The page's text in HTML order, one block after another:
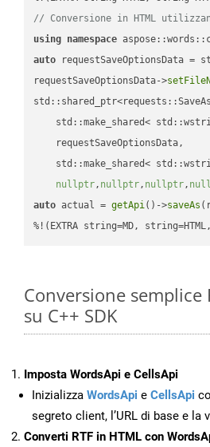
// Conversione in HTML
using namespace
auto requestSaveOptionsData =
requestSaveOptionsData->
std::make_shared<
    requestSaveOptionsData,
std::make_shared<
nullptr, nullptr, nullptr,
auto actual = getApi()->saveAs
%!(EXTRA string=MD,
Conversione semplice
su C++ SDK
Imposta WordsApi e CellsApi
Inizializza WordsApi e CellsApi
segreto client, l’URL di base e la
Converti RTF in HTML con